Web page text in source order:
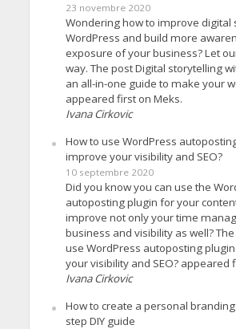
23 novembre 2020
Wondering how to improve digital
WordPress and build more
exposure of your business? Let
way. The post Digital storytelling
an all-in-one guide to make your
appeared first on Meks.
Ivana Cirkovic
How to use WordPress
improve your visibility and SEO?
10 septembre 2020
Did you know you can use the
autoposting plugin for your
improve not only your time
business and visibility as well?
use WordPress autoposting
your visibility and SEO? appeared
Ivana Cirkovic
How to create a personal
step DIY guide